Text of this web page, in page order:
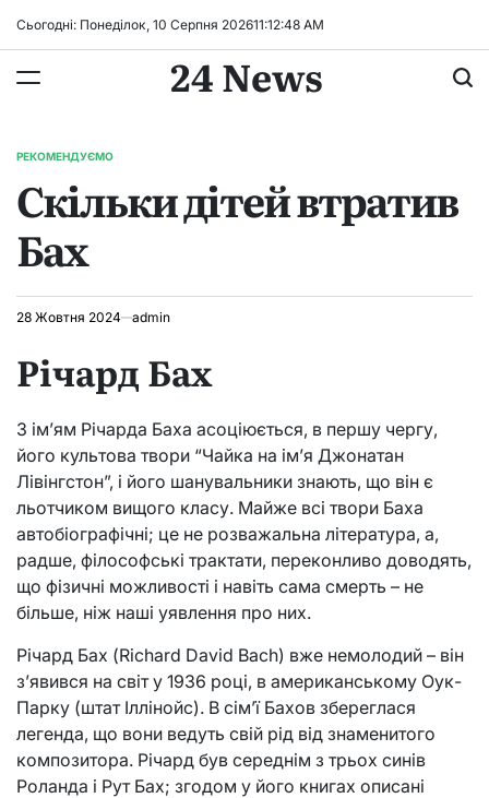
Сьогодні: Понеділок, 10 Серпня 202611:12:49 AM
24 News
ОПУБЛІКУВАТИ
РЕКОМЕНДУЄМО
Скільки дітей втратив
Бах
28 Жовтня 2024 admin
Річард Бах
З ім’ям Річарда Баха асоціюється, в першу чергу,
його культова твори “Чайка на ім’я Джонатан
Лівінгстон”, і його шанувальники знають, що він є
льотчиком вищого класу. Майже всі твори Баха
автобіографічні; це не розважальна література, а,
радше, філософські трактати, переконливо доводять,
що фізичні можливості і навіть сама смерть – не
більше, ніж наші уявлення про них.
Річард Бах (Richard David Bach) вже немолодий – він
з’явився на світ у 1936 році, в американському Оук-
Парку (штат Іллінойс). В сім’ї Бахов збереглася
легенда, що вони ведуть свій рід від знаменитого
композитора. Річард був середнім з трьох синів
Роланда і Рут Бах; згодом у його книгах описані